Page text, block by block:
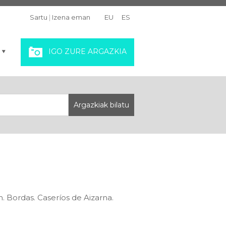
Sartu | Izena eman EU ES
IGO ZURE ARGAZKIA
Caseríos de Aizarna.